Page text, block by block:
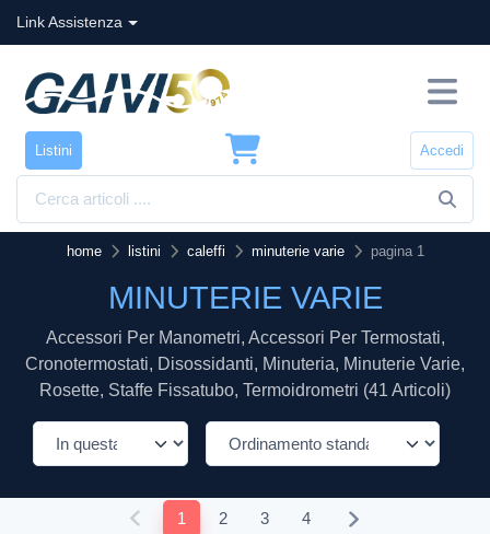
Link Assistenza
Listini Accedi
home listini caleffi minuterie varie pagina 1
MINUTERIE VARIE
Accessori Per Manometri, Accessori Per Termostati,
Cronotermostati, Disossidanti, Minuteria, Minuterie Varie,
Rosette, Staffe Fissatubo, Termoidrometri (41 Articoli)
1 2 3 4